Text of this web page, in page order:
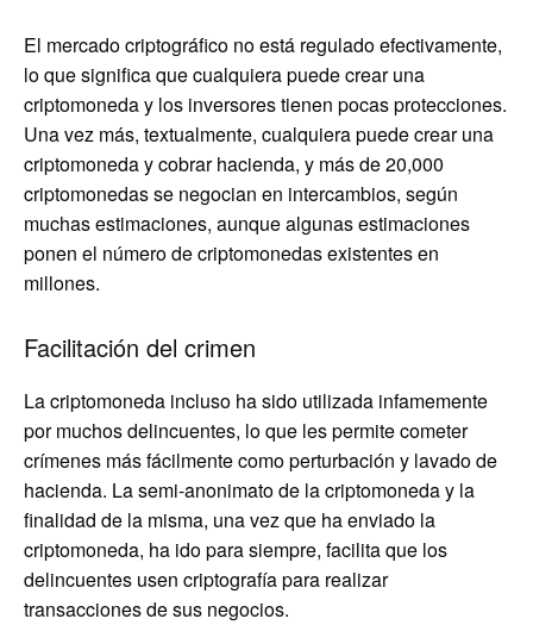
El mercado criptográfico no está regulado efectivamente,
lo que significa que cualquiera puede crear una
criptomoneda y los inversores tienen pocas protecciones.
Una vez más, textualmente, cualquiera puede crear una
criptomoneda y cobrar hacienda, y más de 20,000
criptomonedas se negocian en intercambios, según
muchas estimaciones, aunque algunas estimaciones
ponen el número de criptomonedas existentes en
millones.
Facilitación del crimen
La criptomoneda incluso ha sido utilizada infamemente
por muchos delincuentes, lo que les permite cometer
crímenes más fácilmente como perturbación y lavado de
hacienda. La semi-anonimato de la criptomoneda y la
finalidad de la misma, una vez que ha enviado la
criptomoneda, ha ido para siempre, facilita que los
delincuentes usen criptografía para realizar
transacciones de sus negocios.